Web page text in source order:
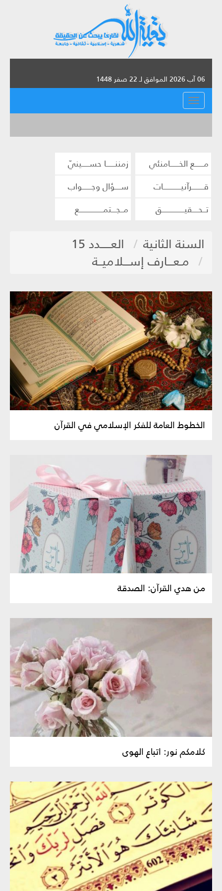
06 آب 2026 الموافق لـ 22 صفر 1448
القائمة
مــــــع الخــــــامنئي
زمننــــــا حســـــينيّ
قــــــــرآنيــــــــــــات
ســــؤال وجــــــواب
تــحــــقيـــــــــــــــق
مــجـــتمــــــــــــــــع
السنة الثانية
العـــــدد 15
مـعـــارف إســـلاميــة
الخطوط العامة للفكر الإسلامي في القرآن
من هدي القرآن‏: الصدقة
كلامكم نور: اتباع الهوى‏